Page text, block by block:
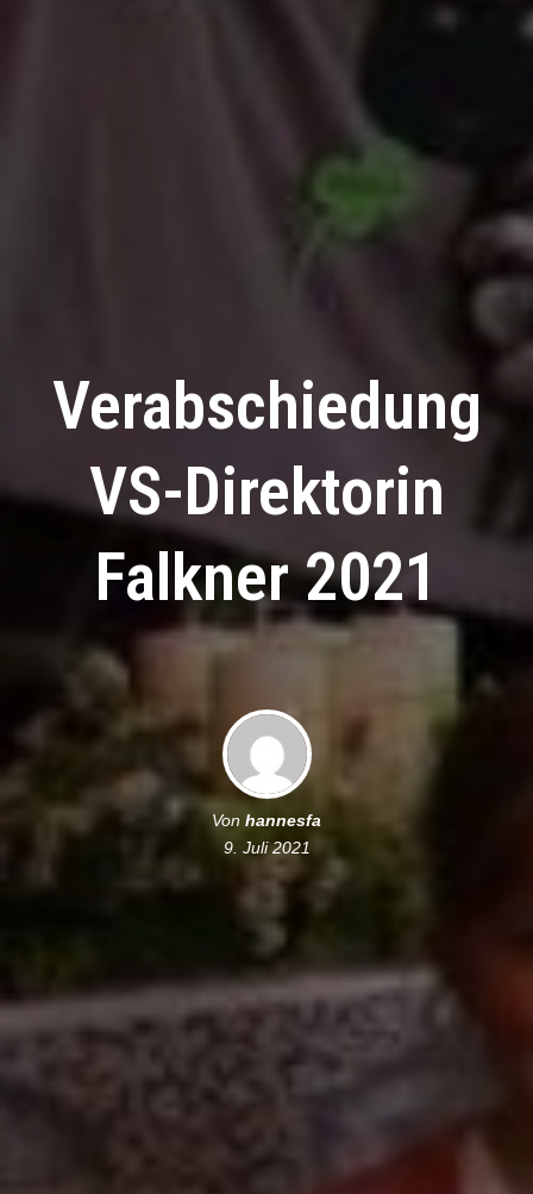
Verabschiedung
VS-Direktorin
Falkner 2021
Von hannesfa
9. Juli 2021